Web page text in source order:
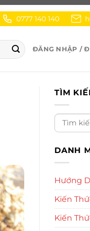
0777 140 140
ĐĂNG NHẬP /
TÌM
DANH
Hướng
Kiến
Kiến